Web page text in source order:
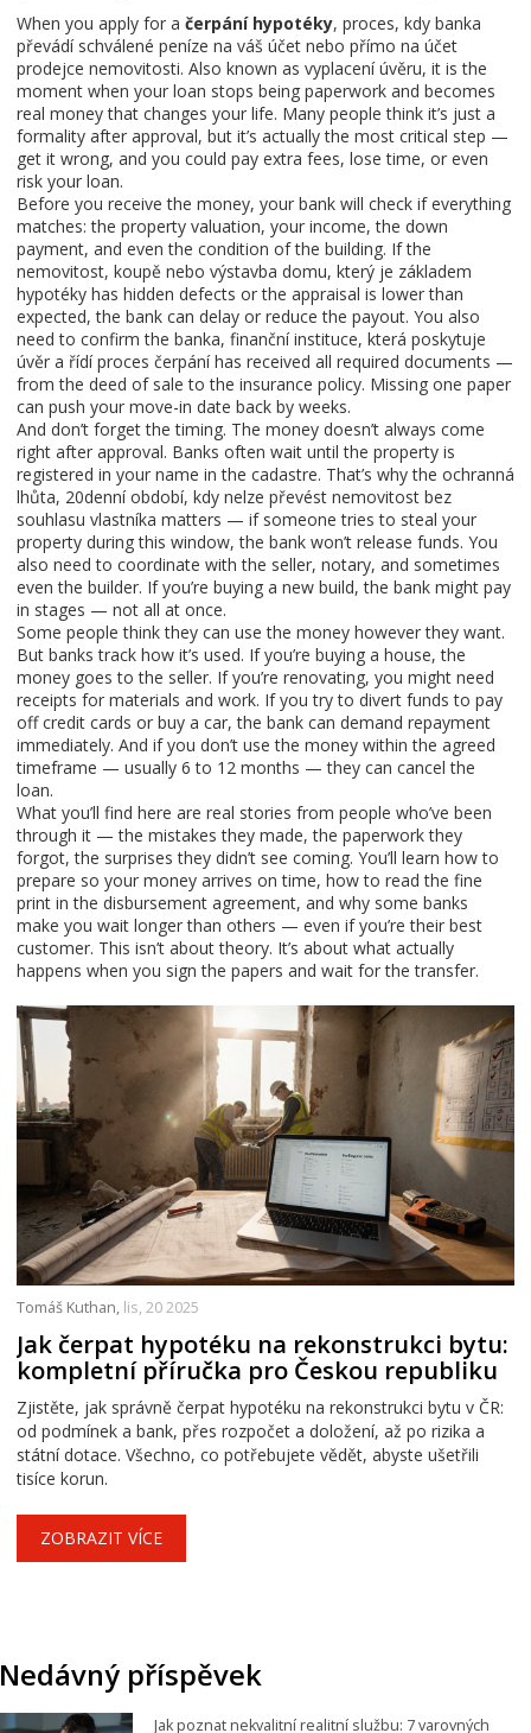
When you apply for a čerpání hypotéky, proces, kdy banka
převádí schválené peníze na váš účet nebo přímo na účet
prodejce nemovitosti. Also known as vyplacení úvěru, it is the
moment when your loan stops being paperwork and becomes
real money that changes your life. Many people think it’s just a
formality after approval, but it’s actually the most critical step —
get it wrong, and you could pay extra fees, lose time, or even
risk your loan.
Before you receive the money, your bank will check if everything
matches: the property valuation, your income, the down
payment, and even the condition of the building. If the
nemovitost, koupě nebo výstavba domu, který je základem
hypotéky has hidden defects or the appraisal is lower than
expected, the bank can delay or reduce the payout. You also
need to confirm the banka, finanční instituce, která poskytuje
úvěr a řídí proces čerpáníhas received all required documents —
from the deed of sale to the insurance policy. Missing one paper
can push your move-in date back by weeks.
And don’t forget the timing. The money doesn’t always come
right after approval. Banks often wait until the property is
registered in your name in the cadastre. That’s why the ochranná
lhůta, 20denní období, kdy nelze převést nemovitost bez
souhlasu vlastníka matters — if someone tries to steal your
property during this window, the bank won’t release funds. You
also need to coordinate with the seller, notary, and sometimes
even the builder. If you’re buying a new build, the bank might pay
in stages — not all at once.
Some people think they can use the money however they want.
But banks track how it’s used. If you’re buying a house, the
money goes to the seller. If you’re renovating, you might need
receipts for materials and work. If you try to divert funds to pay
off credit cards or buy a car, the bank can demand repayment
immediately. And if you don’t use the money within the agreed
timeframe — usually 6 to 12 months — they can cancel the
loan.
What you’ll find here are real stories from people who’ve been
through it — the mistakes they made, the paperwork they
forgot, the surprises they didn’t see coming. You’ll learn how to
prepare so your money arrives on time, how to read the fine
print in the disbursement agreement, and why some banks
make you wait longer than others — even if you’re their best
customer. This isn’t about theory. It’s about what actually
happens when you sign the papers and wait for the transfer.
Tomáš Kuthan, lis, 20 2025
Jak čerpat hypotéku na rekonstrukci bytu:
kompletní příručka pro Českou republiku
Zjistěte, jak správně čerpat hypotéku na rekonstrukci bytu v ČR:
od podmínek a bank, přes rozpočet a doložení, až po rizika a
státní dotace. Všechno, co potřebujete vědět, abyste ušetřili
tisíce korun.
ZOBRAZIT VÍCE
Nedávný příspěvek
Jak poznat nekvalitní realitní službu: 7 varovných